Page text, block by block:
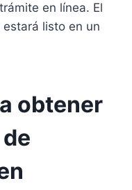
en línea. El
listo en un
obtener